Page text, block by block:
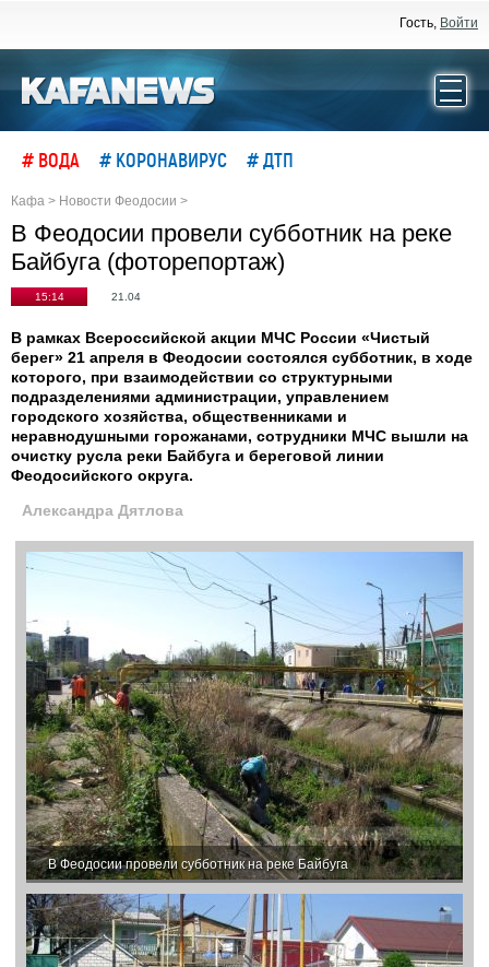
Гость, Войти
# ВОДА # КОРОНАВИРУС # ДТП
Кафа > Новости Феодосии >
В Феодосии провели субботник на реке
Байбуга (фоторепортаж)
15:14 21.04
В рамках Всероссийской акции МЧС России «Чистый
берег» 21 апреля в Феодосии состоялся субботник, в ходе
которого, при взаимодействии со структурными
подразделениями администрации, управлением
городского хозяйства, общественниками и
неравнодушными горожанами, сотрудники МЧС вышли на
очистку русла реки Байбуга и береговой линии
Феодосийского округа.
Александра Дятлова
В Феодосии провели субботник на реке Байбуга